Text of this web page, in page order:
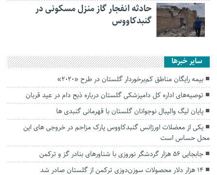
حادثه انفجار گاز منزل مسکونی در
گنبدکاووس
سایر خبرها
بیمه رایگان مناطق کم‌برخوردار گلستان در طرح «۲۰۲۰»
توصیه‌های اداره کل دامپزشکی گلستان درباره ذبح دام در عید قربان
پایان لیگ والیبال نوجوانان گلستان با قهرمانی گنبدی ها
یکی از معضلات اورژانس گنبدکاووس پارک مزاحم در خروجی های این
محل حساس است
جابجایی ۵۶ هزار گردشگر نوروزی با شناور‌های بنادر گز و ترکمن
۱۴ هزار دلار محصولات سوزن‌دوزی ترکمن از گلستان صادر شد